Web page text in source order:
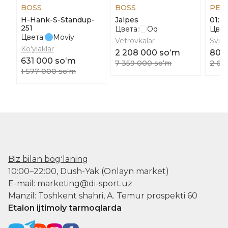
BOSS
H-Hank-S-Standup-
251
Цвета:
Moviy
Ko'ylaklar
631 000 soʻm
1 577 000 soʻm
BOSS
Jalpes
Цвета:
Oq
Vetrovkalar
2 208 000 soʻm
7 359 000 soʻm
01:
809
2
Biz bilan bogʻlaning
10:00–22:00, Dush-Yak (Onlayn market)
E-mail: marketing@di-sport.uz
Manzil: Toshkent shahri, A. Temur prospekti 60
Etalon ijtimoiy tarmoqlarda